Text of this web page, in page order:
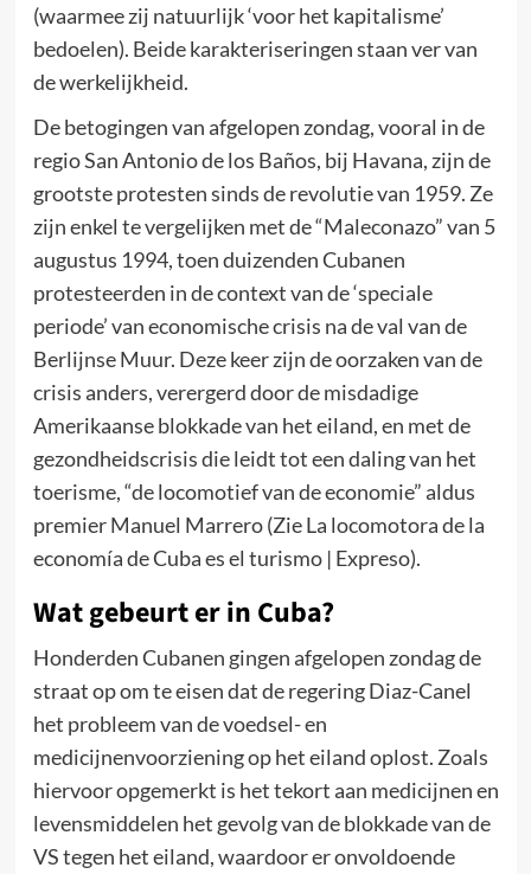
(waarmee zij natuurlijk ‘voor het kapitalisme’
bedoelen). Beide karakteriseringen staan ver van
de werkelijkheid.
De betogingen van afgelopen zondag, vooral in de
regio San Antonio de los Baños, bij Havana, zijn de
grootste protesten sinds de revolutie van 1959. Ze
zijn enkel te vergelijken met de “Maleconazo” van 5
augustus 1994, toen duizenden Cubanen
protesteerden in de context van de ‘speciale
periode’ van economische crisis na de val van de
Berlijnse Muur. Deze keer zijn de oorzaken van de
crisis anders, verergerd door de misdadige
Amerikaanse blokkade van het eiland, en met de
gezondheidscrisis die leidt tot een daling van het
toerisme, “de locomotief van de economie” aldus
premier Manuel Marrero (Zie La locomotora de la
economía de Cuba es el turismo | Expreso).
Wat gebeurt er in Cuba?
Honderden Cubanen gingen afgelopen zondag de
straat op om te eisen dat de regering Diaz-Canel
het probleem van de voedsel- en
medicijnenvoorziening op het eiland oplost. Zoals
hiervoor opgemerkt is het tekort aan medicijnen en
levensmiddelen het gevolg van de blokkade van de
VS tegen het eiland, waardoor er onvoldoende